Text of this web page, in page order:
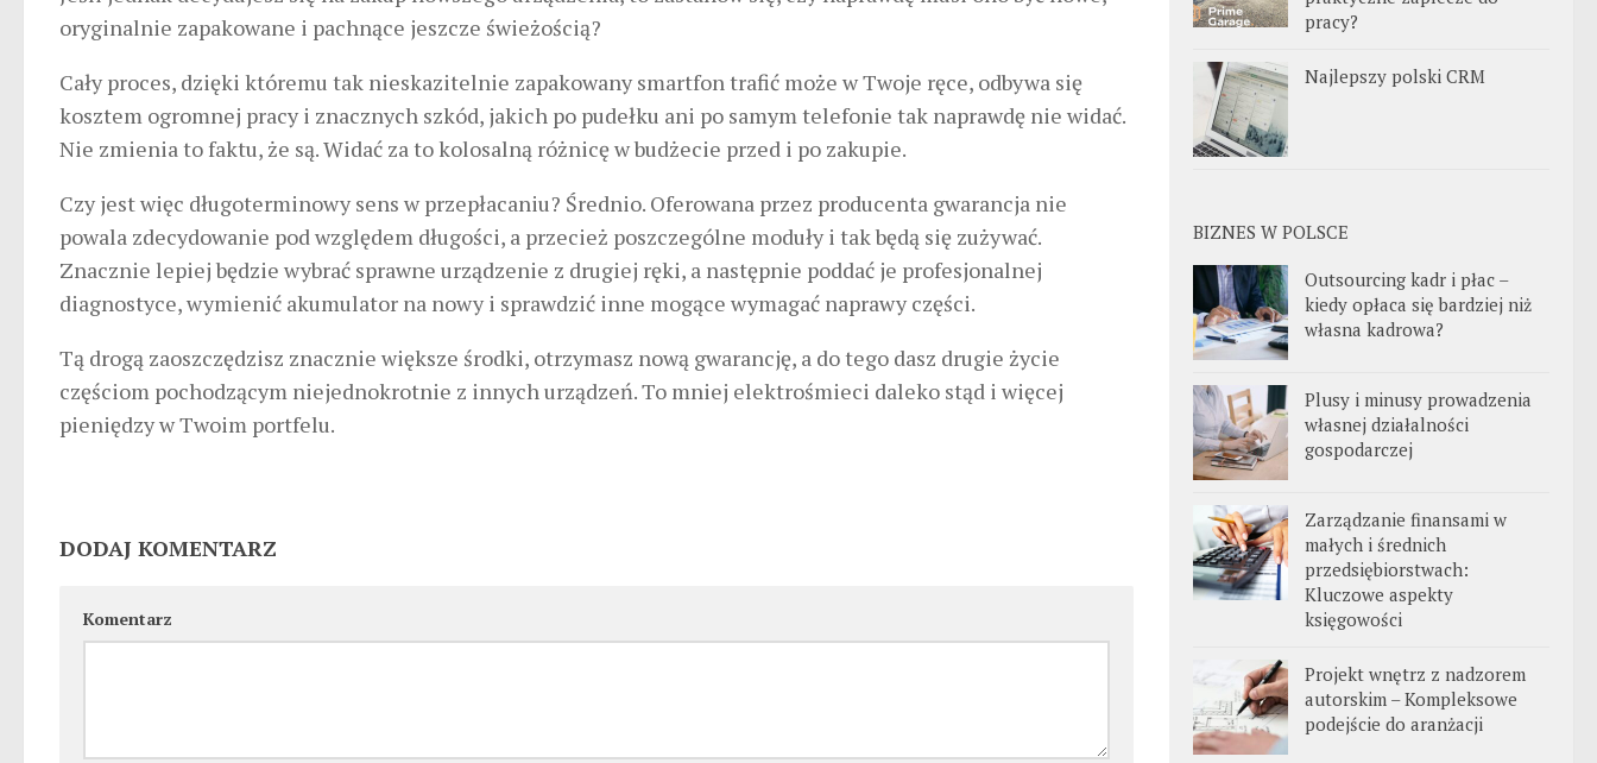
oryginalnie zapakowane i pachnące jeszcze świeżością?
Cały proces, dzięki któremu tak nieskazitelnie zapakowany smartfon trafić może w Twoje ręce, odbywa się
kosztem ogromnej pracy i znacznych szkód, jakich po pudełku ani po samym telefonie tak naprawdę nie widać.
Nie zmienia to faktu, że są. Widać za to kolosalną różnicę w budżecie przed i po zakupie.
Czy jest więc długoterminowy sens w przepłacaniu? Średnio. Oferowana przez producenta gwarancja nie
powala zdecydowanie pod względem długości, a przecież poszczególne moduły i tak będą się zużywać.
Znacznie lepiej będzie wybrać sprawne urządzenie z drugiej ręki, a następnie poddać je profesjonalnej
diagnostyce, wymienić akumulator na nowy i sprawdzić inne mogące wymagać naprawy części.
Tą drogą zaoszczędzisz znacznie większe środki, otrzymasz nową gwarancję, a do tego dasz drugie życie
częściom pochodzącym niejednokrotnie z innych urządzeń. To mniej elektrośmieci daleko stąd i więcej
pieniędzy w Twoim portfelu.
DODAJ KOMENTARZ
Komentarz
pracy?
Najlepszy polski CRM
BIZNES W POLSCE
Outsourcing kadr i płac –
kiedy opłaca się bardziej niż
własna kadrowa?
Plusy i minusy prowadzenia
własnej działalności
gospodarczej
Zarządzanie finansami w
małych i średnich
przedsiębiorstwach:
Kluczowe aspekty
księgowości
Projekt wnętrz z nadzorem
autorskim – Kompleksowe
podejście do aranżacji